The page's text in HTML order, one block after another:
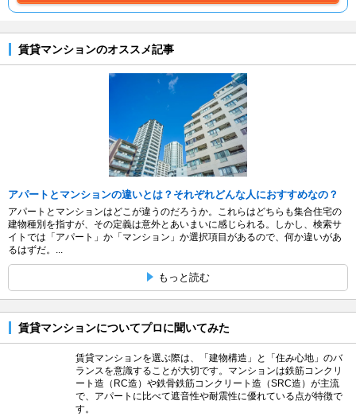
賃貸マンションのオススメ記事
アパートとマンションの違いとは？それぞれどんな人におすすめなの？
アパートとマンションはどこが違うのだろうか。これらはどちらも集合住宅の
建物種別を指すが、その定義は意外とあいまいに感じられる。しかし、検索サ
イトでは「アパート」か「マンション」か選択項目があるので、何か違いがあ
るはずだ。...
もっと読む
賃貸マンションについてプロに聞いてみた
賃貸マンションを選ぶ際は、「建物構造」と「住み心地」のバ
ランスを意識することが大切です。マンションは鉄筋コンクリ
ート造（RC造）や鉄骨鉄筋コンクリート造（SRC造）が主流
で、アパートに比べて遮音性や耐震性に優れている点が特徴で
す。